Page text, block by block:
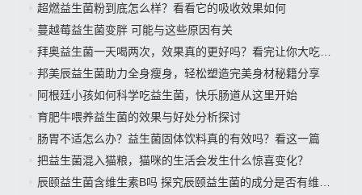
超燃益生菌粉到底怎么样？看看它的吸收效果如何
蔓越莓益生菌变胖 可能与这些原因有关
拜奥益生菌一天喝两次，效果真的更好吗？看完让你大吃一惊
邦美辰益生菌助力全身瘦身，轻松塑造完美身材秘籍分享
阿根廷小孩如何科学吃益生菌，快乐肠道从这里开始
育肥牛喂养益生菌的效果与好处分析探讨
肠胃不适怎么办？益生菌固体饮料真的有效吗？看这一篇
把益生菌混入猫粮，猫咪的生活会发生什么惊喜变化？
辰颐益生菌含维生素B吗 探究辰颐益生菌的成分是否有维生素B